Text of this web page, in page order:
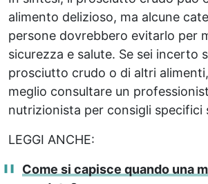
alimento delizioso, ma alcune
persone dovrebbero evitarlo per
sicurezza e salute. Se sei incerto
prosciutto crudo o di altri
meglio consultare un
nutrizionista per consigli specifici
LEGGI ANCHE:
Come si capisce quando una